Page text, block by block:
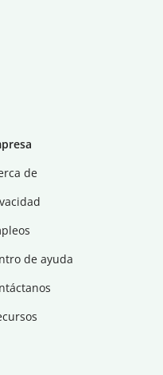
de
de ayuda